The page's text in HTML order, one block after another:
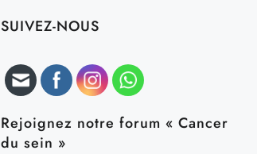
SUIVEZ-NOUS
Rejoignez notre forum « Cancer
du sein »